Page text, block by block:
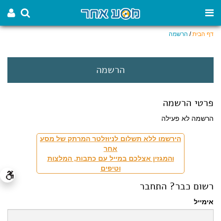
דף הבית/ הרשמה
הרשמה
פרטי הרשמה
הרשמה לא פעילה
הירשמו ללא תשלום לניוזלטר המרתק של מסע
אחר
והמגזין אצלכם במייל עם כתבות, המלצות
וטיפים
רשום כבר? התחבר
אימייל